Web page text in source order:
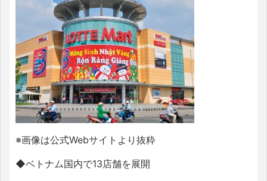
※画像は公式Webサイトより抜粋
◆ベトナム国内で13店舗を展開